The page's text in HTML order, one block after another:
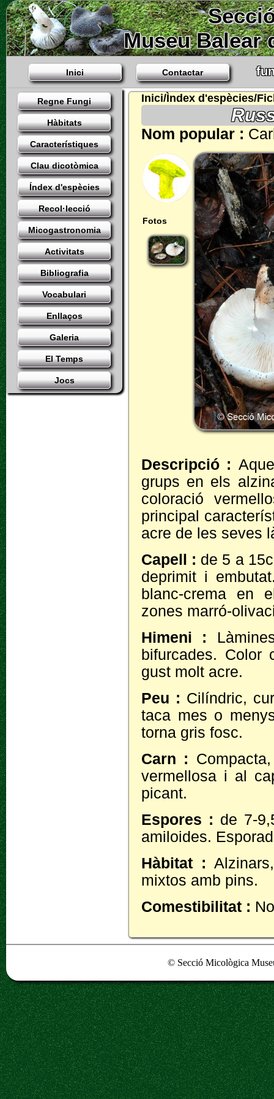
Museu Balear
Inici Contactar
Regne Fungi
Hàbitats
Característiques
Clau dicotòmica
Índex d'espècies
Recol·lecció
Micogastronomia
Activitats
Bibliografia
Vocabulari
Enllaços
Galeria
El Temps
Jocs
Inici/Ìndex d'espècies/
Nom popular :
Fotos
Descripció :
grups en els
coloració
principal
acre de les seves
Capell : de 5 a
deprimit i
blanc-crema en
zones marró-
Himeni :
bifurcades. Color
gust molt acre.
Peu : Cilíndric,
taca mes o
torna gris fosc.
Carn :
vermellosa i al
picant.
Espores : de 7-
amiloides.
Hàbitat :
mixtos amb pins.
Comestibilitat :
© Secció Micològica